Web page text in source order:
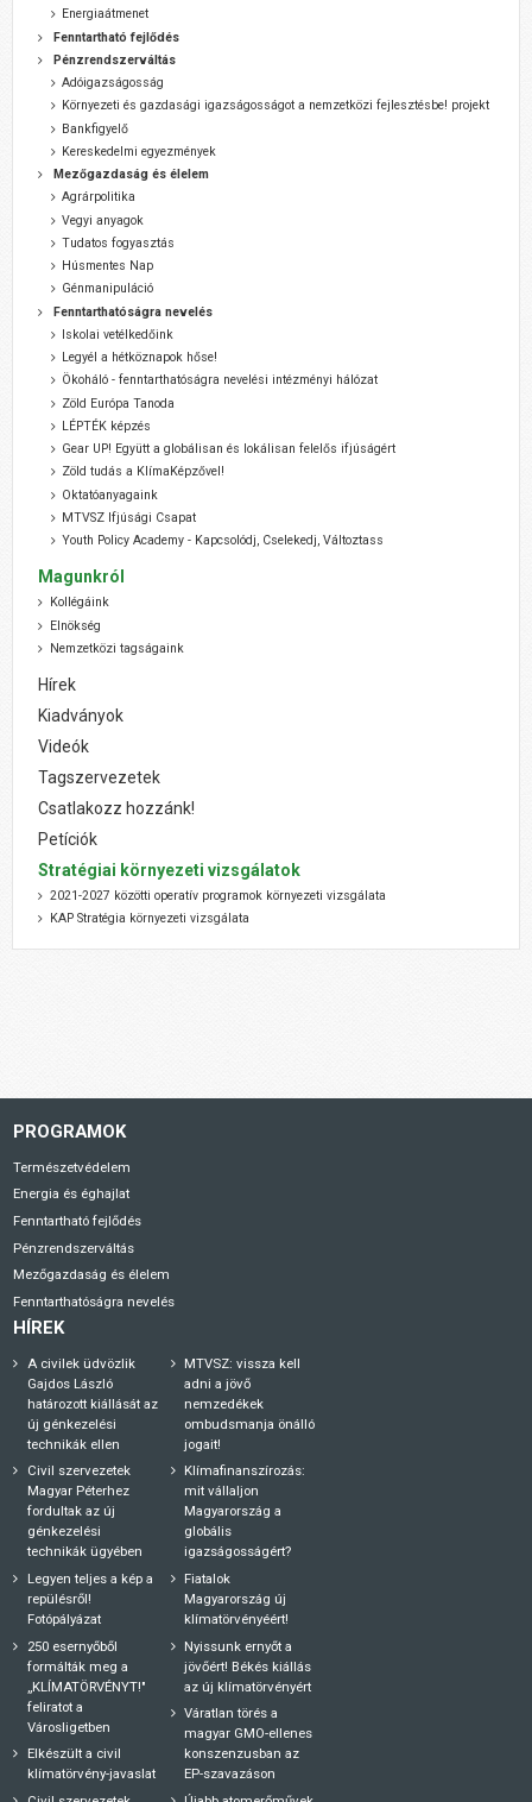
Energiaátmenet
Fenntartható fejlődés
Pénzrendszerváltás
Adóigazságosság
Környezeti és gazdasági igazságosságot a nemzetközi fejlesztésbe! projekt
Bankfigyelő
Kereskedelmi egyezmények
Mezőgazdaság és élelem
Agrárpolitika
Vegyi anyagok
Tudatos fogyasztás
Húsmentes Nap
Génmanipuláció
Fenntarthatóságra nevelés
Iskolai vetélkedőink
Legyél a hétköznapok hőse!
Ökoháló - fenntarthatóságra nevelési intézményi hálózat
Zöld Európa Tanoda
LÉPTÉK képzés
Gear UP! Együtt a globálisan és lokálisan felelős ifjúságért
Zöld tudás a KlímaKépzővel!
Oktatóanyagaink
MTVSZ Ifjúsági Csapat
Youth Policy Academy - Kapcsolódj, Cselekedj, Változtass
Magunkról
Kollégáink
Elnökség
Nemzetközi tagságaink
Hírek
Kiadványok
Videók
Tagszervezetek
Csatlakozz hozzánk!
Petíciók
Stratégiai környezeti vizsgálatok
2021-2027 közötti operatív programok környezeti vizsgálata
KAP Stratégia környezeti vizsgálata
PROGRAMOK
Természetvédelem
Energia és éghajlat
Fenntartható fejlődés
Pénzrendszerváltás
Mezőgazdaság és élelem
Fenntarthatóságra nevelés
HÍREK
A civilek üdvözlik
Gajdos László
határozott kiállását az
új génkezelési
technikák ellen
Civil szervezetek
Magyar Péterhez
fordultak az új
génkezelési
technikák ügyében
Legyen teljes a kép a
repülésről!
Fotópályázat
250 esernyőből
formálták meg a
„KLÍMATÖRVÉNYT!"
feliratot a
Városligetben
Elkészült a civil
klímatörvény-javaslat
MTVSZ: vissza kell
adni a jövő
nemzedékek
ombudsmanja önálló
jogait!
Klímafinanszírozás:
mit vállaljon
Magyarország a
globális
igazságosságért?
Fiatalok
Magyarország új
klímatörvényéért!
Nyissunk ernyőt a
jövőért! Békés kiállás
az új klímatörvényért
Váratlan törés a
magyar GMO-ellenes
konszenzusban az
EP-szavazáson